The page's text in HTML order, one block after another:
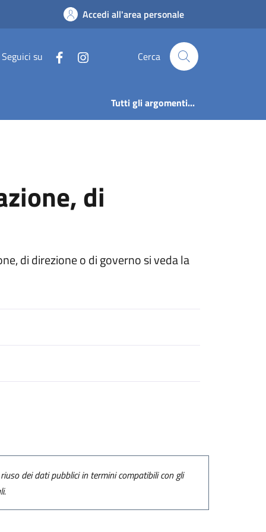
di direzione
Accedi all'area personale
Seguici su Cerca
Tutti gli argomenti...
di
di direzione o di governo si veda la
dei dati pubblici in termini compatibili con gli